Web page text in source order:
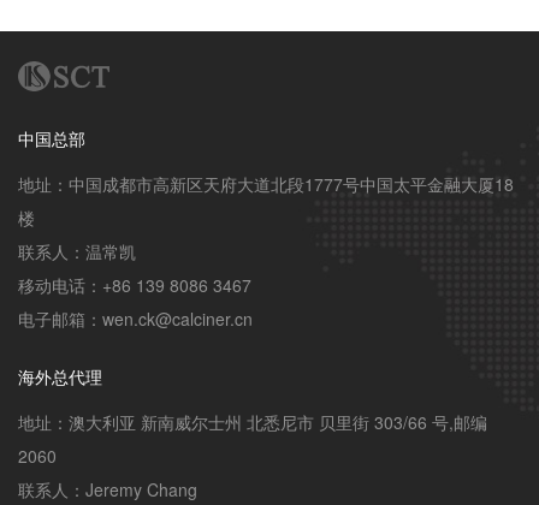
中国总部
地址：中国成都市高新区天府大道北段1777号中国太平金融大厦18
楼
联系人：温常凯
移动电话：+86 139 8086 3467
电子邮箱：wen.ck@calciner.cn
海外总代理
地址：澳大利亚 新南威尔士州 北悉尼市 贝里街 303/66 号,邮编
2060
联系人：Jeremy Chang